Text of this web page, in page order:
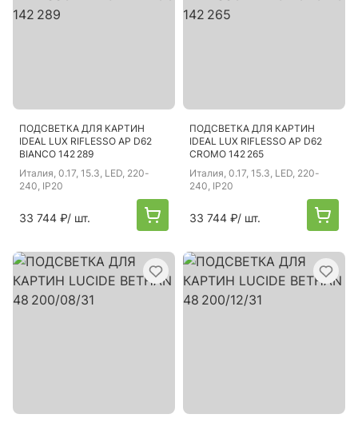
ПОДСВЕТКА ДЛЯ КАРТИН
IDEAL LUX RIFLESSO AP D62
BIANCO 142 289
Италия, 0.17, 15.3, LED, 220-
240, IP20
33 744 ₽/ шт.
ПОДСВЕТКА ДЛЯ КАРТИН
IDEAL LUX RIFLESSO AP D62
CROMO 142 265
Италия, 0.17, 15.3, LED, 220-
240, IP20
33 744 ₽/ шт.